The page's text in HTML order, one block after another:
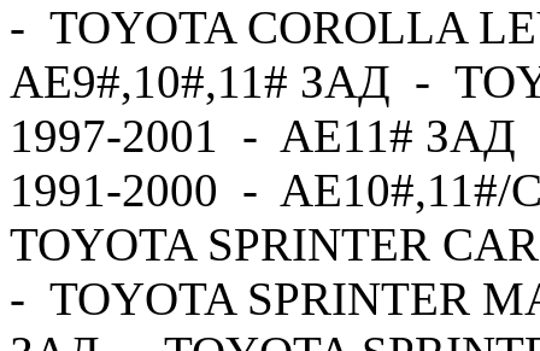
- TOYOTA COROLLA
AE9#,10#,11# ЗАД -
1997-2001 - AE11#
1991-2000 - AE10#,11#/
TOYOTA SPRINTER
- TOYOTA SPRINTER